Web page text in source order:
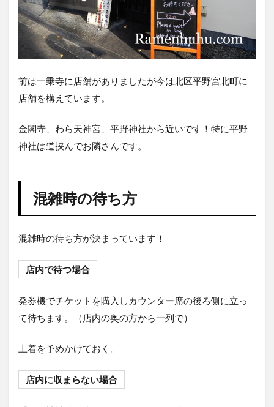
で
食
券
買
ま
す
ニ
ュ
5
の
系
ら
め
ん
ク
ス
前は一乗寺に店舗がありましたが今は北区平野宮北町に
店舗を構えています。
金閣寺、わら天神宮、平野神社から近いです！特に平野
神社は道挟んでお隣さんです。
混雑時の待ち方
混雑時の待ち方が決まっています！
店内で待つ場合
発券機でチケットを購入しカウンター席の後ろ側に立っ
て待ちます。（店内の奥の方から一列で）
上着を予めかけておく。
店内に収まらない場合